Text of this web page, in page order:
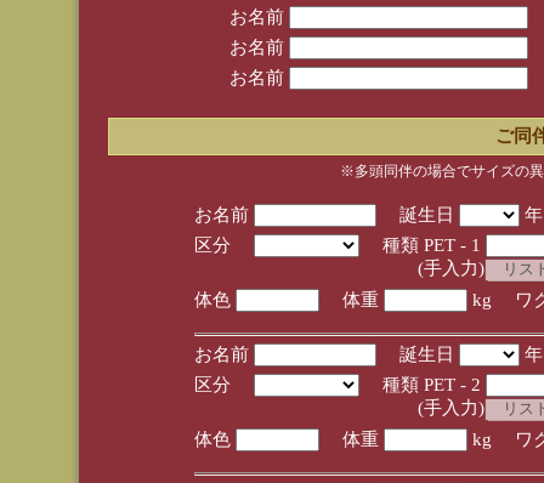
お名前
お名前
お名前
ご同
※多頭同伴の場合でサイズの
お名前 誕生日
区分
種類 PET - 1
(手入力)
体色
体重 kg ワ
お名前 誕生日
区分
種類 PET - 2
(手入力)
体色
体重 kg ワ